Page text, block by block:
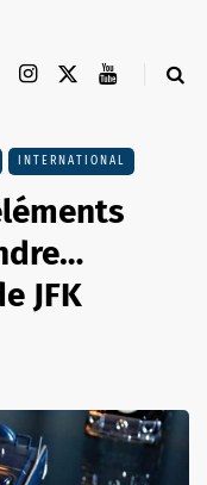
INTERNATIONAL
JFK